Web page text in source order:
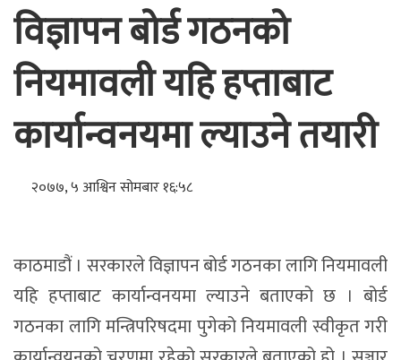
विज्ञापन बोर्ड गठनको
नियमावली यहि हप्ताबाट
कार्यान्वनयमा ल्याउने तयारी
२०७७, ५ आश्विन सोमबार १६:५८
काठमाडौं । सरकारले विज्ञापन बोर्ड गठनका लागि नियमावली
यहि हप्ताबाट कार्यान्वनयमा ल्याउने बताएको छ । बोर्ड
गठनका लागि मन्त्रिपरिषदमा पुगेको नियमावली स्वीकृत गरी